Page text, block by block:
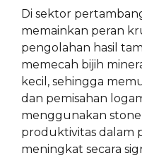
Di sektor
memainkan peran
pengolahan hasil
memecah bijih
kecil, sehingga
dan pemisahan
menggunakan stone
produktivitas dalam
meningkat secara